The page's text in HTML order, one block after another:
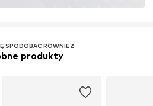
SPODOBAĆ RÓWNIEŻ
produkty